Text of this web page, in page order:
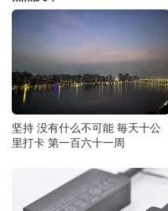
坚持 没有什么不可能 毎天十公
里打卡 第一百六十一周